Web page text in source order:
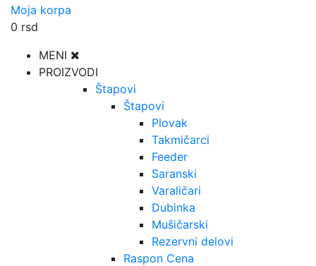
Moja korpa
0 rsd
MENI
PROIZVODI
Štapovi
Štapovi
Plovak
Takmičarci
Feeder
Saranski
Varaličari
Dubinka
Mušičarski
Rezervni delovi
Raspon Cena